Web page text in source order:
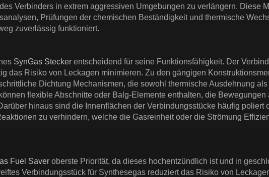
Verbinders in extrem aggressiven Umgebungen zu verlängern. Diese
Prüfungen der chemischen Beständigkeit und thermische
zuverlässig funktioniert.
SynGas Stecker entscheidend für seine Funktionsfähigkeit. Der
das Risiko von Leckagen minimieren. Zu den gängigen
Dichtung Mechanismen, die sowohl thermische Ausdehnung
flexible Abschnitte oder Balg-Elemente enthalten, die
hinaus sind die Innenflächen der Verbindungsstücke häufig poliert
zu verhindern, welche die Gasreinheit oder die Strömung
Fuel Saver oberste Priorität, da dieses hochentzündlich ist und in
Verbindungsstück für Synthesegas reduziert das Risiko von